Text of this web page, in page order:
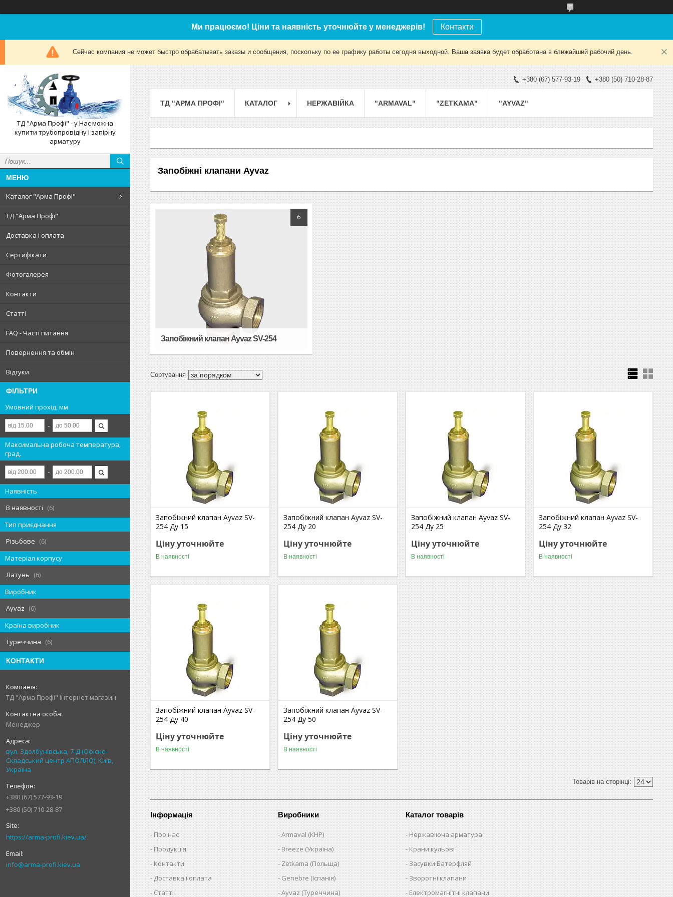
Ми працюємо! Ціни та наявність уточнюйте у менеджерів! Контакти
Сейчас компания не может быстро обрабатывать заказы и сообщения, поскольку по ее графику работы сегодня выходной. Ваша заявка будет обработана в ближайший рабочий день.
ТД "Арма Профі" - у Нас можна
купити трубопровідну і запірну
арматуру
Каталог "Арма Профі"
ТД "Арма Профі"
Доставка і оплата
Сертифікати
Фотогалерея
Контакти
Статті
FAQ - Часті питання
Повернення та обмін
Відгуки
ФІЛЬТРИ
Умовний прохід, мм
Максимальна робоча температура,
град.
Наявність
В наявності
6
Тип приєднання
Різьбове
6
Матеріал корпусу
Латунь
6
Виробник
Ayvaz
6
Країна виробник
Туреччина
6
КОНТАКТИ
ТД "Арма Профі" інтернет магазин
Менеджер
вул. Здолбунівська, 7-Д (Офісно-
Складський центр АПОЛЛО), Київ,
Україна
+380 (67) 577-93-19
+380 (50) 710-28-87
https://arma-profi.kiev.ua/
info@arma-profi.kiev.ua
+380 (67) 577-93-19 +380 (50) 710-28-87
ТД "АРМА ПРОФІ" КАТАЛОГ НЕРЖАВІЙКА "ARMAVAL" "ZETKAMA" "AYVAZ"
Запобіжні клапани Ayvaz
6
Запобіжний клапан Ayvaz SV-254
Запобіжний клапан Ayvaz SV-
254 Ду 15
Ціну уточнюйте
В наявності
Запобіжний клапан Ayvaz SV-
254 Ду 20
Ціну уточнюйте
В наявності
Запобіжний клапан Ayvaz SV-
254 Ду 25
Ціну уточнюйте
В наявності
Запобіжний клапан Ayvaz SV-
254 Ду 32
Ціну уточнюйте
В наявності
Запобіжний клапан Ayvaz SV-
254 Ду 40
Ціну уточнюйте
В наявності
Запобіжний клапан Ayvaz SV-
254 Ду 50
Ціну уточнюйте
В наявності
Інформація
Про нас
Продукція
Контакти
Доставка і оплата
Статті
Виробники
Armaval (КНР)
Breeze (Україна)
Zetkama (Польща)
Genebre (Іспанія)
Ayvaz (Туреччина)
Каталог товарів
Нержавіюча арматура
Крани кульові
Засувки Батерфляй
Зворотні клапани
Електромагнітні клапани